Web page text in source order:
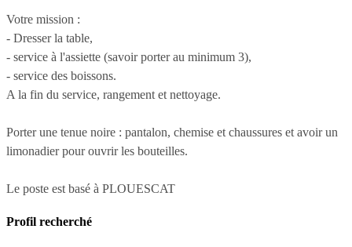
Votre mission :
- Dresser la table,
- service à l'assiette (savoir porter au minimum 3),
- service des boissons.
A la fin du service, rangement et nettoyage.
Porter une tenue noire : pantalon, chemise et chaussures et avoir un
limonadier pour ouvrir les bouteilles.
Le poste est basé à PLOUESCAT
Profil recherché